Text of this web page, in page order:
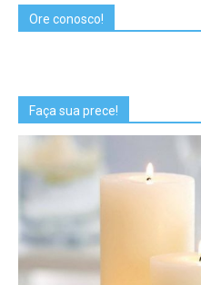
Ore conosco!
Faça sua prece!